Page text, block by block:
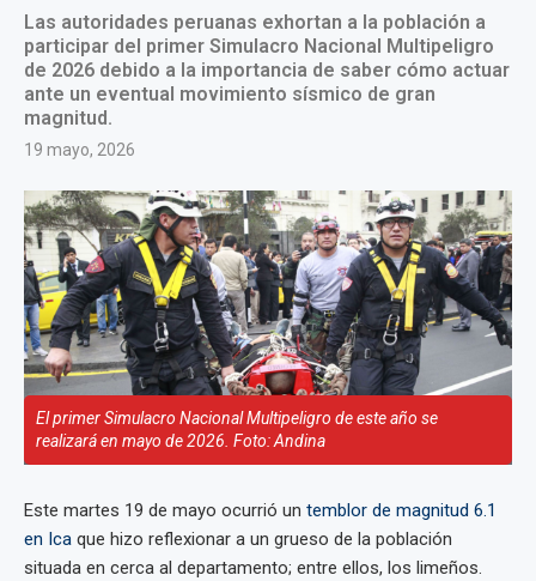
Las autoridades peruanas exhortan a la población a
participar del primer Simulacro Nacional Multipeligro
de 2026 debido a la importancia de saber cómo actuar
ante un eventual movimiento sísmico de gran
magnitud.
19 mayo, 2026
El primer Simulacro Nacional Multipeligro de este año se
realizará en mayo de 2026. Foto: Andina
Este martes 19 de mayo ocurrió un temblor de magnitud 6.1
en Ica que hizo reflexionar a un grueso de la población
situada en cerca al departamento; entre ellos, los limeños.